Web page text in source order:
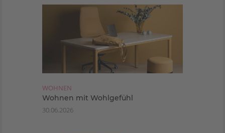
WOHNEN
Wohnen mit Wohlgefühl
30.06.2026